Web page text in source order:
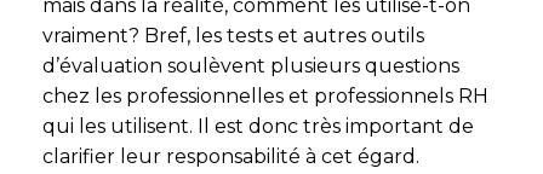
mais dans la réalité, comment les utilise-t-on
vraiment? Bref, les tests et autres outils
d’évaluation soulèvent plusieurs questions
chez les professionnelles et professionnels RH
qui les utilisent. Il est donc très important de
clarifier leur responsabilité à cet égard.